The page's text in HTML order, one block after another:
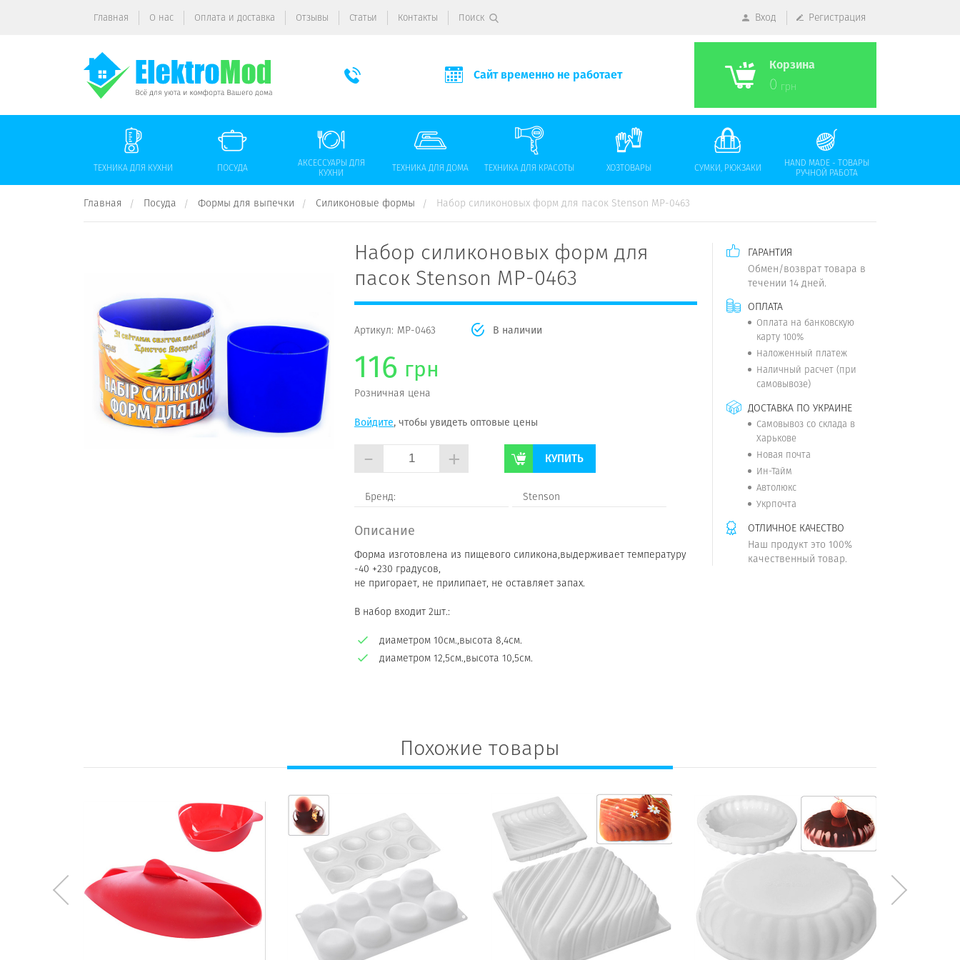
Главная О нас Оплата и доставка Отзывы Статьи Контакты Поиск Вход Регистрация
Сайт временно не работает
Корзина
0 грн
ТЕХНИКА ДЛЯ КУХНИ ПОСУДА
АКСЕССУАРЫ ДЛЯ
КУХНИ
ТЕХНИКА ДЛЯ ДОМА ТЕХНИКА ДЛЯ КРАСОТЫ ХОЗТОВАРЫ СУМКИ, РЮКЗАКИ
HAND MADE - ТОВАРЫ
РУЧНОЙ РАБОТА
Главная Посуда Формы для выпечки Силиконовые формы Набор силиконовых форм для пасок Stenson MP-0463
Набор силиконовых форм для
пасок Stenson MP-0463
Артикул: MP-0463 В наличии
116 грн
Розничная цена
Войдите, чтобы увидеть оптовые цены
- + КУПИТЬ
Бренд: Stenson
Описание
Форма изготовлена из пищевого силикона,выдерживает температуру
-40 +230 градусов,
не пригорает, не прилипает, не оставляет запах.
В набор входит 2шт.:
диаметром 10см.,высота 8,4см.
диаметром 12,5см.,высота 10,5см.
ГАРАНТИЯ
Обмен/возврат товара в
течении 14 дней.
ОПЛАТА
Оплата на банковскую
карту 100%
Наложенный платеж
Наличный расчет (при
самовывозе)
ДОСТАВКА ПО УКРАИНЕ
Самовывоз со склада в
Харькове
Новая почта
Ин-Тайм
Автолюкс
Укрпочта
ОТЛИЧНОЕ КАЧЕСТВО
Наш продукт это 100%
качественный товар.
Похожие товары